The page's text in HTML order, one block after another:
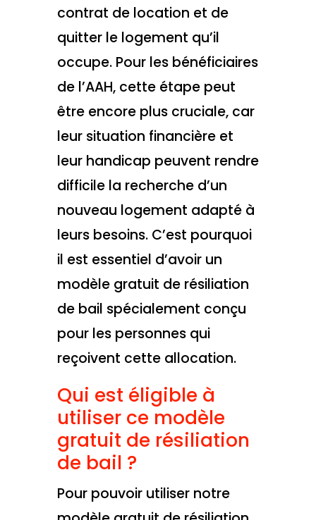
contrat de location et de
quitter le logement qu’il
occupe. Pour les bénéficiaires
de l’AAH, cette étape peut
être encore plus cruciale, car
leur situation financière et
leur handicap peuvent rendre
difficile la recherche d’un
nouveau logement adapté à
leurs besoins. C’est pourquoi
il est essentiel d’avoir un
modèle gratuit de résiliation
de bail spécialement conçu
pour les personnes qui
reçoivent cette allocation.
Qui est éligible à
utiliser ce modèle
gratuit de résiliation
de bail ?
Pour pouvoir utiliser notre